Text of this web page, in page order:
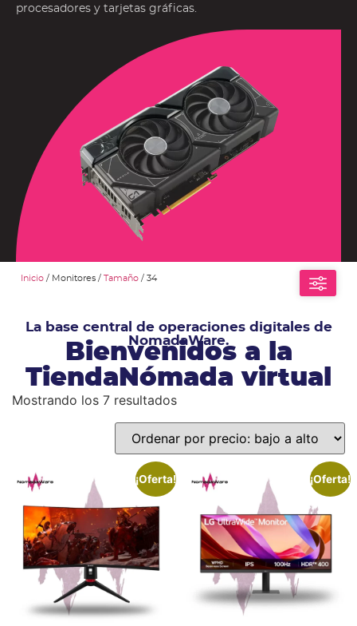
procesadores y tarjetas gráficas.
Inicio / Monitores /Tamaño / 34
La base central de operaciones digitales de
NomadaWare.
Bienvenidos a la
TiendaNómada virtual
Mostrando los 7 resultados
¡Oferta! ¡Oferta!